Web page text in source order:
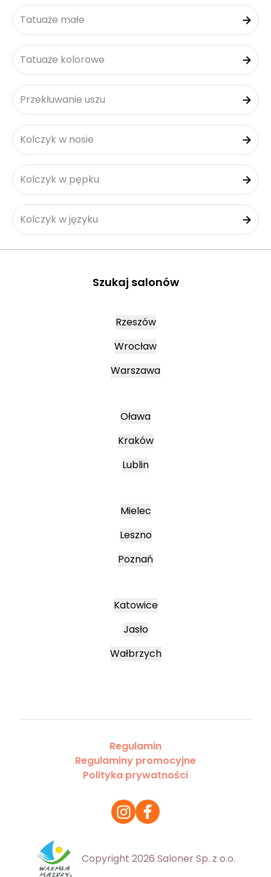
Tatuaże małe
Tatuaże kolorowe
Przekłuwanie uszu
Kolczyk w nosie
Kolczyk w pępku
Kolczyk w języku
Szukaj salonów
Rzeszów
Wrocław
Warszawa
Oława
Kraków
Lublin
Mielec
Leszno
Poznań
Katowice
Jasło
Wałbrzych
Regulamin
Regulaminy promocyjne
Polityka prywatności
Copyright 2026 Saloner Sp. z o.o.